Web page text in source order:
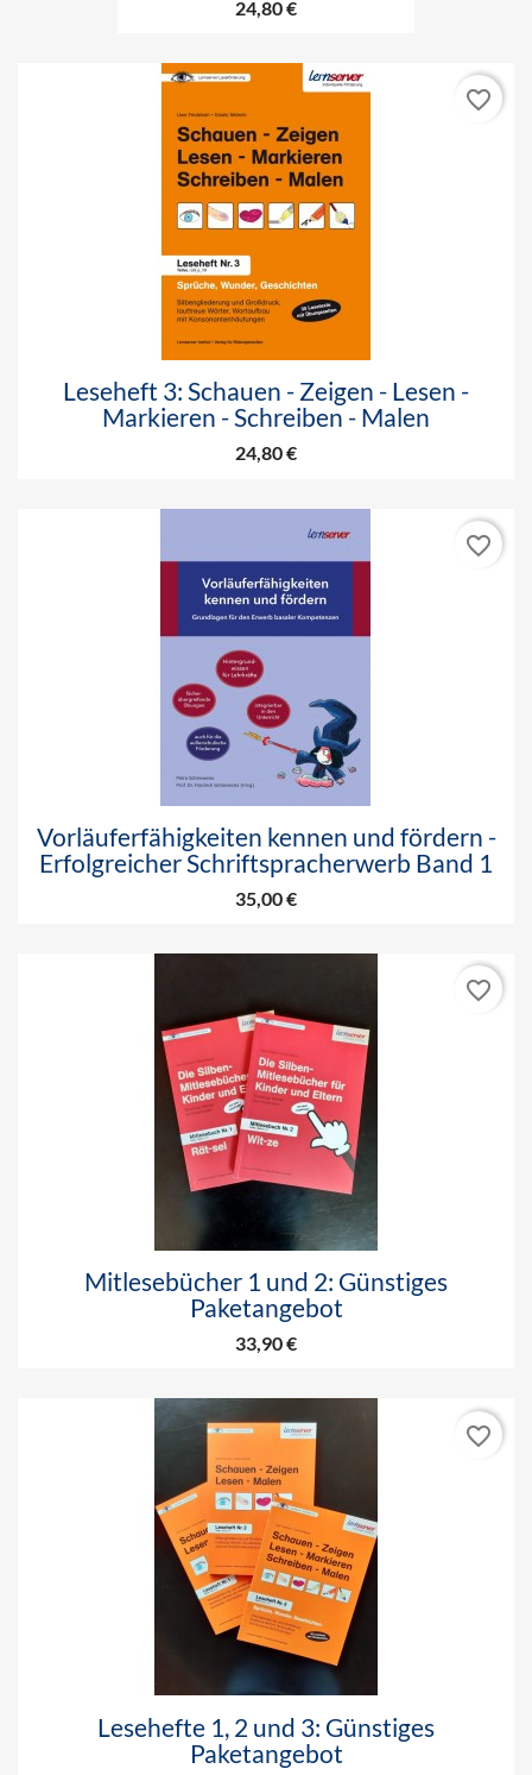
24,80 €
Leseheft 3: Schauen - Zeigen - Lesen -
Markieren - Schreiben - Malen
24,80 €
favorite_border
Vorläuferfähigkeiten kennen und fördern -
Erfolgreicher Schriftspracherwerb Band 1
35,00 €
favorite_border
Mitlesebücher 1 und 2: Günstiges
Paketangebot
33,90 €
favorite_border
Lesehefte 1, 2 und 3: Günstiges
Paketangebot
favorite_border